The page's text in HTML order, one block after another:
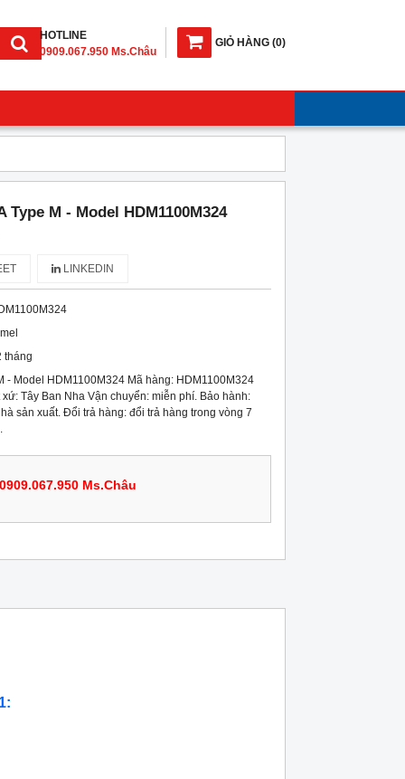
GIỎ HÀNG (0)
HOTLINE
0909.067.950 Ms.Châu
Type M - Model HDM1100M324
LINKEDIN
tháng
- Model HDM1100M324 Mã hàng: HDM1100M324
Tây Ban Nha Vận chuyển: miễn phí. Bảo hành:
sản xuất. Đổi trả hàng: đổi trả hàng trong vòng 7
0909.067.950 Ms.Châu